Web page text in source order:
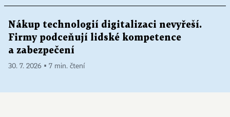
Nákup technologií digitalizaci nevyřeší.
Firmy podceňují lidské kompetence
a zabezpečení
30. 7. 2026 ▪ 7 min. čtení